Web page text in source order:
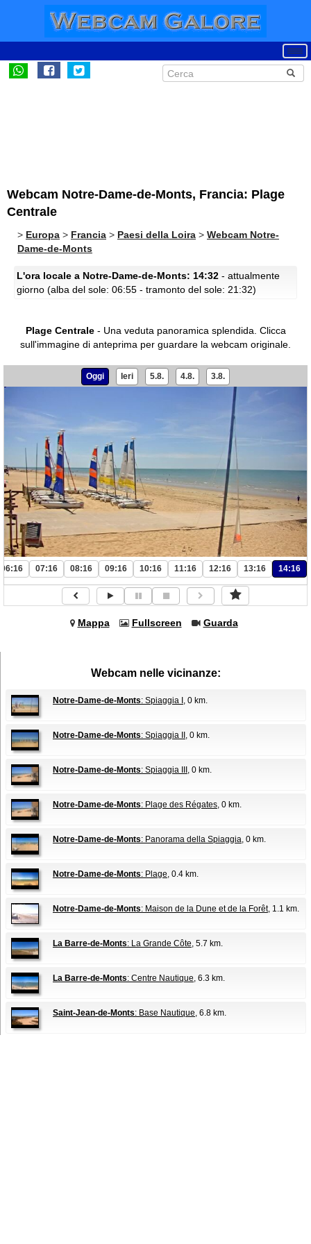
Webcam Notre-Dame-de-Monts, Francia: Plage
Centrale
> Europa > Francia > Paesi della Loira > Webcam Notre-
Dame-de-Monts
L'ora locale a Notre-Dame-de-Monts: 14:32 - attualmente
giorno (alba del sole: 06:55 - tramonto del sole: 21:32)
Plage Centrale- Una veduta panoramica splendida. Clicca
sull'immagine di anteprima per guardare la webcam originale.
Oggi Ieri 5.8. 4.8. 3.8.
06:16 07:16 08:16 09:16 10:16 11:16 12:16 13:16 14:16
Mappa Fullscreen Guarda
Webcam nelle vicinanze:
Notre-Dame-de-Monts: Spiaggia I , 0 km.
Notre-Dame-de-Monts: Spiaggia II , 0 km.
Notre-Dame-de-Monts: Spiaggia III , 0 km.
Notre-Dame-de-Monts: Plage des Régates, 0 km.
Notre-Dame-de-Monts: Panorama della Spiaggia, 0 km.
Notre-Dame-de-Monts: Plage, 0.4 km.
Notre-Dame-de-Monts: Maison de la Dune et de la Forêt, 1.1 km.
La Barre-de-Monts: La Grande Côte, 5.7 km.
La Barre-de-Monts: Centre Nautique, 6.3 km.
Saint-Jean-de-Monts: Base Nautique, 6.8 km.